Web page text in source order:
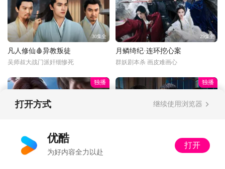
30集全
凡人修仙🩸异教叛徒
吴师叔大战门派奸细惨死
29集全
月鳞绮纪·连环挖心案
群妖剧本杀 画皮难画心
独播
光阴之外💰富婆打赏
丁雪：多了收着，姐不差钱
独播
以法之名🔍暂停离职
又怂又刚！洪亮接手死亡案
打开方式 继续使用浏览器
优酷
为好内容全力以赴
打开